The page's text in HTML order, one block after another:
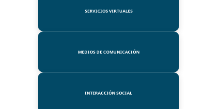
SERVICIOS VIRTUALES
MEDIOS DE COMUNICACIÓN
INTERACCIÓN SOCIAL